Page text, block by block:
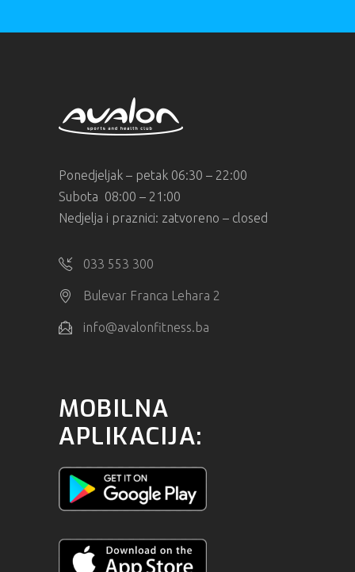
Ponedjeljak – petak 06:30 – 22:00
Subota 08:00 – 21:00
Nedjelja i praznici: zatvoreno – closed
033 553 300
Bulevar Franca Lehara 2
info@avalonfitness.ba
MOBILNA
APLIKACIJA: